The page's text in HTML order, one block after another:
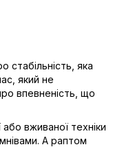
стабільність, яка
який не
впевненість, що
вживаної техніки
А раптом